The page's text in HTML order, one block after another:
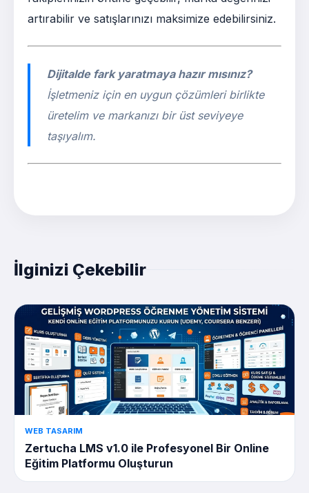
artırabilir ve satışlarınızı maksimize edebilirsiniz.
Dijitalde fark yaratmaya hazır mısınız?
İşletmeniz için en uygun çözümleri birlikte
üretelim ve markanızı bir üst seviyeye
taşıyalım.
İlginizi Çekebilir
WEB TASARIM
Zertucha LMS v1.0 ile Profesyonel Bir Online
Eğitim Platformu Oluşturun